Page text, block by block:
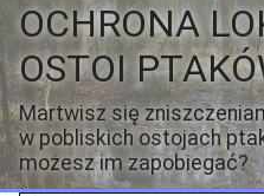
n
c
o
n
t
e
n
OCHRONA
OSTOI
Martwisz się
w pobliskich ostojach
możesz im zapobiegać?